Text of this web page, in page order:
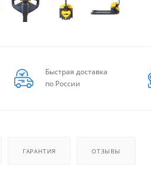
Быстрая доставка
по России
ГАРАНТИЯ ОТЗЫВЫ